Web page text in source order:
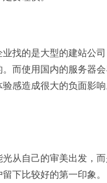
找的是大型的建站公
而使用国内的服务器
感造成很大的负面影
从自己的审美出发，
下比较好的第一印象。